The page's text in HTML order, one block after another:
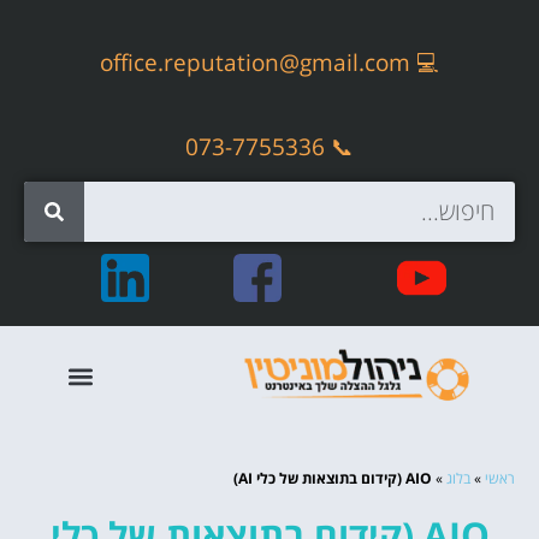
💻
office.reputation@gmail.com
📞 073-7755336
ראשי »בלוג» AIO (קידום בתוצאות של כלי AI)